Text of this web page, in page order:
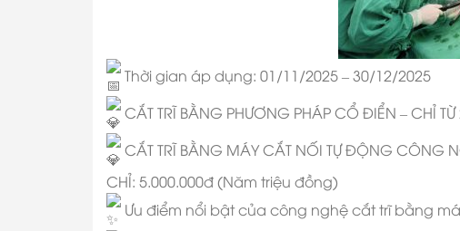
Thời gian áp dụng: 01/11/2025 – 30/12/2025
CẮT TRĨ BẰNG PHƯƠNG PHÁP CỔ ĐIỂN – CHỈ
CẮT TRĨ BẰNG MÁY CẮT NỐI TỰ ĐỘNG CÔNG
CHỈ: 5.000.000đ (Năm triệu đồng)
Ưu điểm nổi bật của công nghệ cắt trĩ bằng